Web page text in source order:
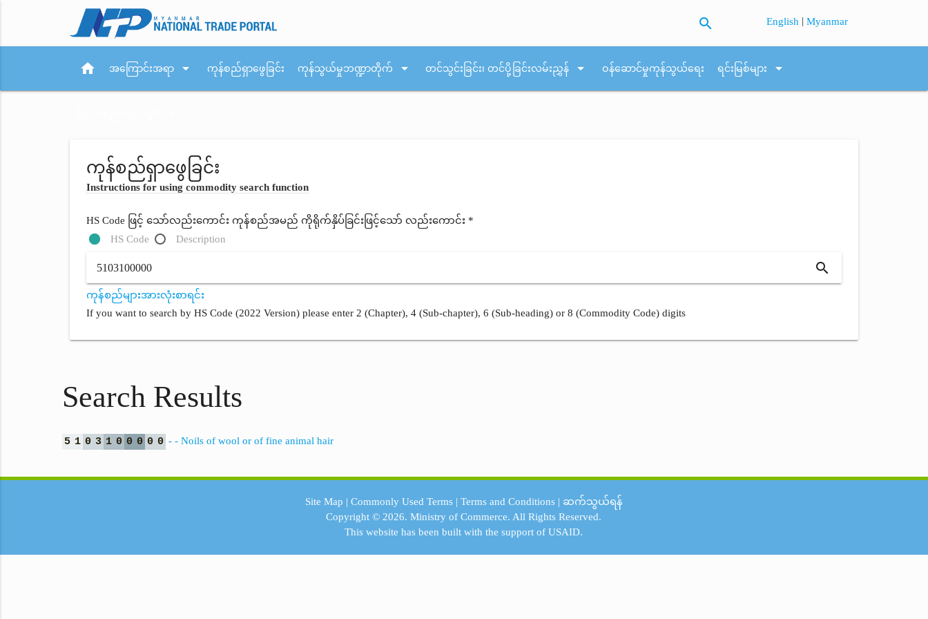
search English |Myanmar
home အကြောင်းအရာ arrow_drop_down ကုန်စည်ရှာဖွေခြင်း ကုန်သွယ်မှုဘဏ္ဍာတိုက် arrow_drop_down တင်သွင်းခြင်း၊ တင်ပို့ခြင်းလမ်းညွှန် arrow_drop_down ဝန်ဆောင်မှုကုန်သွယ်ရေး ရင်းမြစ်များ arrow_drop_down
ကုန်စည်ရှာဖွေခြင်း
Instructions for using commodity search function
HS Code ဖြင့် သော်လည်းကောင်း ကုန်စည်အမည် ကိုရိုက်နှိပ်ခြင်းဖြင့်သော် လည်းကောင်း *
HS Code
Description
search
ကုန်စည်များအားလုံးစာရင်း
If you want to search by HS Code (2022 Version) please enter 2 (Chapter), 4 (Sub-chapter), 6 (Sub-heading) or 8 (Commodity Code) digits
Search Results
5 1 0 3 1 0 0 0 0 0 - - Noils of wool or of fine animal hair
Site Map | Commonly Used Terms| Terms and Conditions| ဆက်သွယ်ရန်
Copyright © 2026.Ministry of Commerce. All Rights Reserved.
This website has been built with the support ofUSAID.